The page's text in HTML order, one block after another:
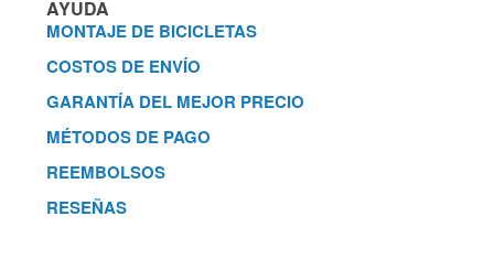
AYUDA
MONTAJE DE BICICLETAS
COSTOS DE ENVÍO
GARANTÍA DEL MEJOR PRECIO
MÉTODOS DE PAGO
REEMBOLSOS
RESEÑAS